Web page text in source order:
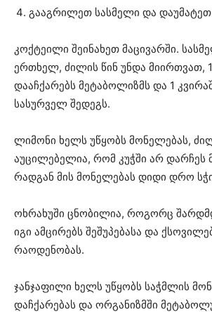
გააგრილეთ სასმელი და
კოქტეილი შეინახეთ მაცივარში.
ერთხელ, ძილის წინ უნდა მიირთვათ,
დააჩქარებს მეტაბოლიზმს და 1
სასურველ შედეგს.
ლიმონი ხელს უწყობს მონელებას,
აუცილებელია, რომ კუჭში არ დარჩეს
რადგან მის მონელებას დიდი დრო
ოხრახუში ცნობილია, როგორც
იგი ამცირებს შეშუპებასა და
რაოდენობას.
ჯანჯაფილი ხელს უწყობს საჭმლის
დაჩქარებას და ორგანიზმში